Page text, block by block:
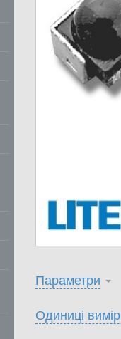
Параметри
Одиниці